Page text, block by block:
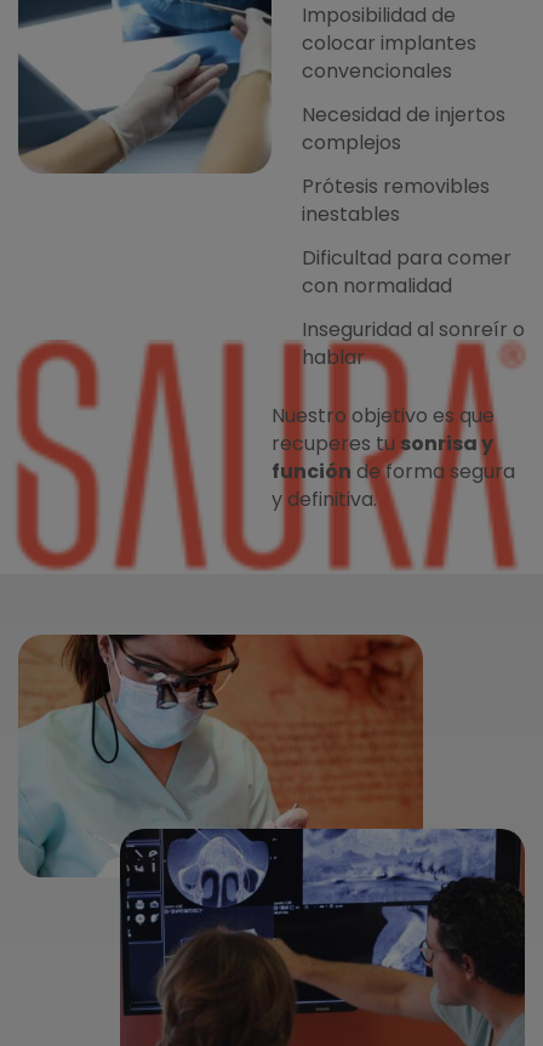
Imposibilidad de
colocar implantes
convencionales
Necesidad de injertos
complejos
Prótesis removibles
inestables
Dificultad para comer
con normalidad
Inseguridad al sonreír o
hablar
Nuestro objetivo es que
recuperes tu sonrisa y
función de forma segura
y definitiva.